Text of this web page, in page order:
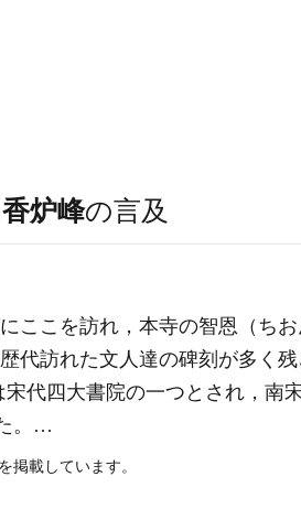
香炉峰の言及
ここを訪れ，本寺の智恩（ち
代訪れた文人達の碑刻が多く
代四大書院の一つとされ，南
。…
掲載しています。